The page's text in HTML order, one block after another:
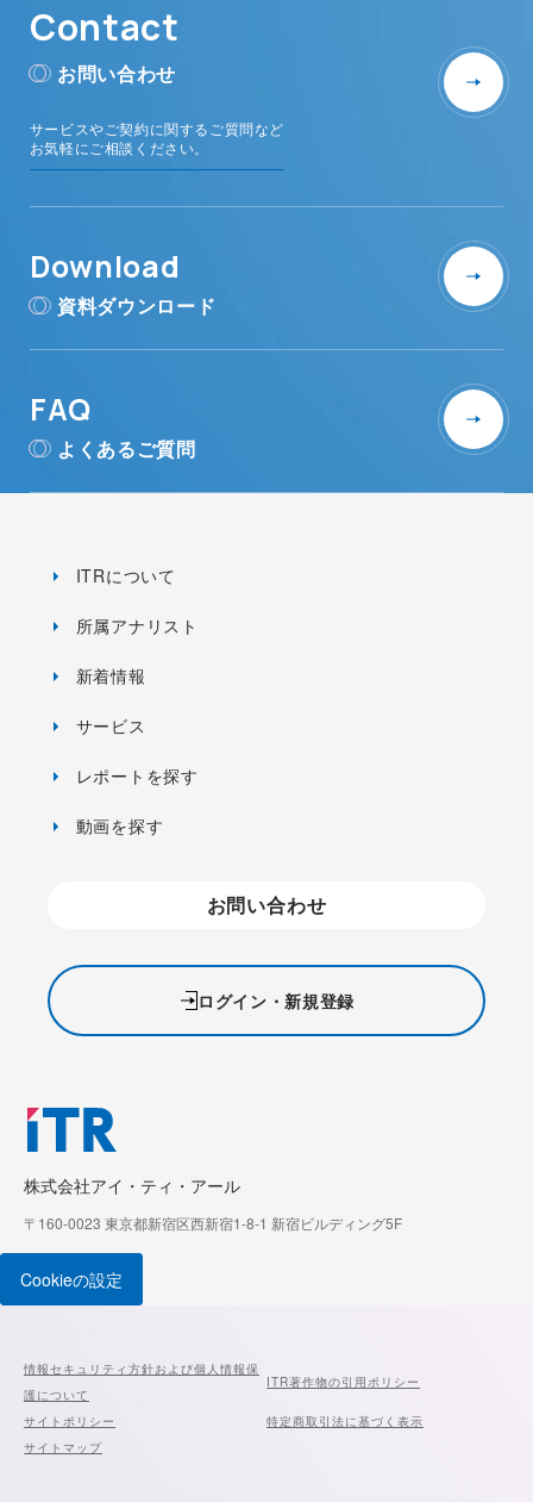
Contact
お問い合わせ
サービスやご契約に関するご質問など
お気軽にご相談ください。
Download
資料ダウンロード
FAQ
よくあるご質問
株式会社アイ・ティ・アール
〒160-0023 東京都新宿区西新宿1-8-1 新宿ビルディング5F
ITRについて
所属アナリスト
新着情報
サービス
レポートを探す
動画を探す
お問い合わせ
ログイン・新規登録
Cookieの設定
情報セキュリティ方針および個人情報保
護について
ITR著作物の引用ポリシー
サイトポリシー
特定商取引法に基づく表示
サイトマップ